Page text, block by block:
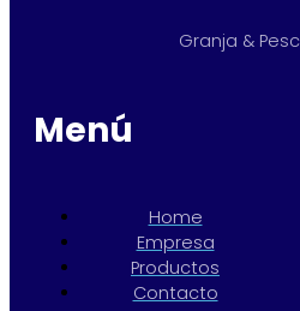
Granja &
Menú
Home
Empresa
Productos
Contacto